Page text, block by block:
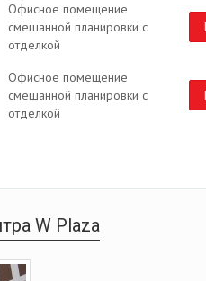
Офисное помещение
смешанной планировки с
отделкой
Офисное помещение
смешанной планировки с
отделкой
W Plaza